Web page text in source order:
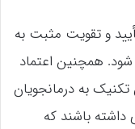
و تقویت مثبت به
شود. همچنین اعتماد
به درمانجویان
باشند که